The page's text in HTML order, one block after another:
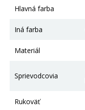
Hlavná farba
Iná farba
Materiál
Sprievodcovia
Rukoväť